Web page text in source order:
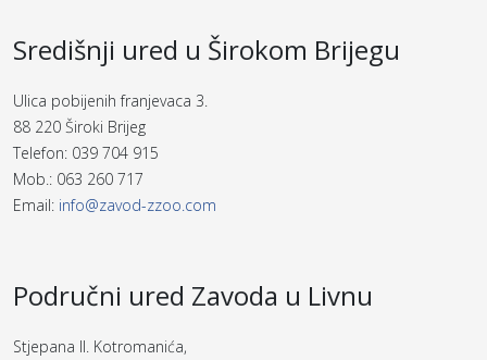
Središnji ured u Širokom Brijegu
Ulica pobijenih franjevaca 3.
88 220 Široki Brijeg
Telefon: 039 704 915
Mob.: 063 260 717
Email: info@zavod-zzoo.com
Područni ured Zavoda u Livnu
Stjepana II. Kotromanića,